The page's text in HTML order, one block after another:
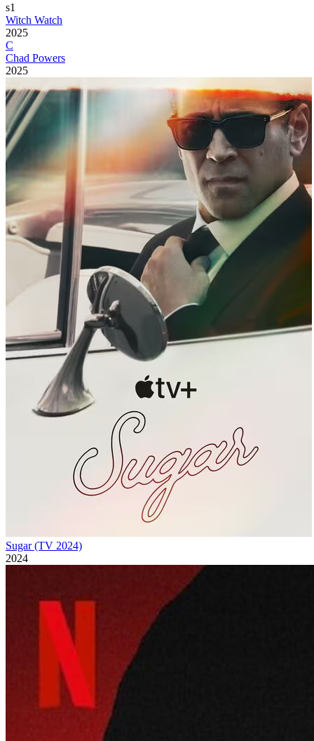
s1
Witch Watch
2025
C
Chad Powers
2025
Sugar (TV 2024)
2024